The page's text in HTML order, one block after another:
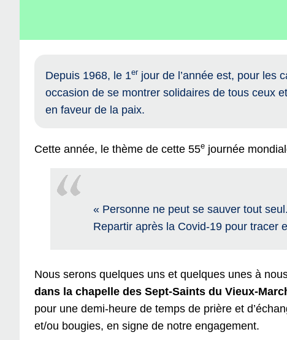
Depuis 1968, le 1erjour de l’année est, pour les
occasion de se montrer solidaires de tous ceux
en faveur de la paix.
Cette année, le thème de cette 55e journée
« Personne ne peut se sauver tout seul.
Repartir après la Covid-19 pour tracer
Nous serons quelques uns et quelques unes à
dans la chapelle des Sept-Saints du Vieux-
pour une demi-heure de temps de prière et
et/ou bougies, en signe de notre engagement.